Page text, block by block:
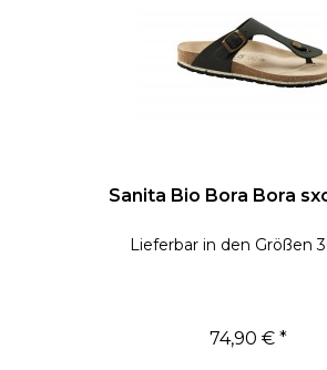
Sanita Bio Bora Bora
Lieferbar in den Größen
74,90 € *